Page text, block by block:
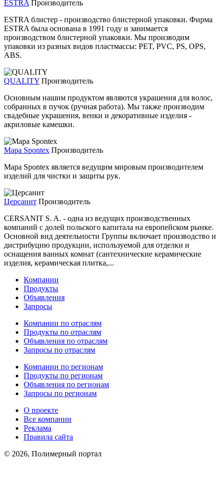
ESTRA Производитель
ESTRA блистер - производство блистерной упаковки. Фирма
ESTRA была основана в 1991 году и занимается
производством блистерной упаковки. Мы производим
упаковки из разных видов пластмассы: PET, PVC, PS, OPS,
ABS.
QUALITY Производитель
Основным нашим продуктом являются украшения для волос,
собранных в пучок (ручная работа). Мы также производим
свадебные украшения, венки и декоративные изделия -
акриловые камешки.
Mapa Spontex Производитель
Mapa Spontex является ведущим мировым производителем
изделий для чистки и защиты рук.
Церсанит Производитель
CERSANIT S. A. - одна из ведущих производственных
компаний с долей польского капитала на европейском рынке.
Основной вид деятельности Группы включает производство и
дистрибуцию продукции, используемой для отделки и
оснащения ванных комнат (сантехнические керамические
изделия, керамическая плитка,...
Компании
Продукты
Объявления
Запросы
Компании по отраслям
Продукты по отраслям
Объявления по отраслям
Запросы по отраслям
Компании по регионам
Продукты по регионам
Объявления по регионам
Запросы по регионам
О проекте
Все компании
Реклама
Правила сайта
© 2026, Полимерный портал